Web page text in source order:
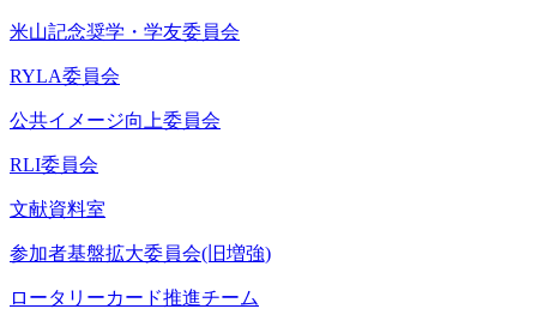
米山記念奨学・学友委員会
RYLA委員会
公共イメージ向上委員会
RLI委員会
文献資料室
参加者基盤拡大委員会(旧増強)
ロータリーカード推進チーム